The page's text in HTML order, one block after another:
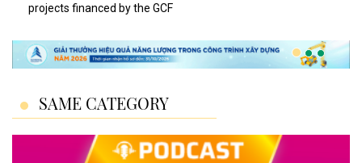
projects financed by the GCF
SAME CATEGORY